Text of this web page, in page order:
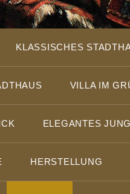
KLASSISCHES
VILLA IM
ELEGANTES
HERSTELLUNG